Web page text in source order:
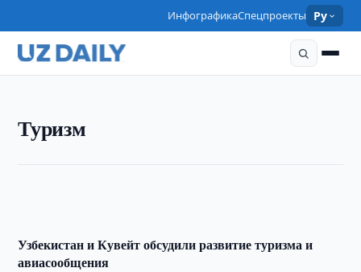
ИнфографикаСпецпроекты Ру
Туризм
В Петербурге обсудили сотрудничество стран СНГ
в туризме
Узбекистан и Кувейт обсудили развитие туризма и
авиасообщения